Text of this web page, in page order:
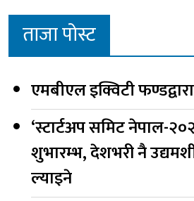
ताजा पोस्ट
एमबीएल इक्विटी
‘स्टार्टअप समिट नेपाल-
शुभारम्भ, देशभरी नै
ल्याइने